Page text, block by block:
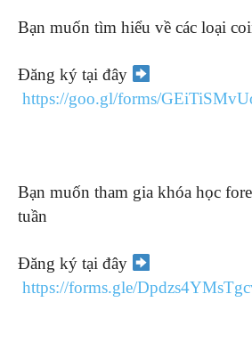
Bạn muốn tìm hiểu về các loại
Đăng ký tại đây
https://goo.gl/forms/
Bạn muốn tham gia khóa học
tuần
Đăng ký tại đây
https://forms.gle/